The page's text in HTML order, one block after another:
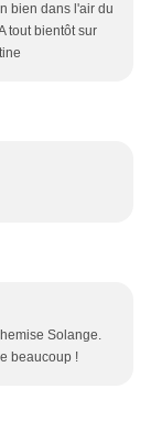
bien dans l'air du
tout bientôt sur
Solange.
beaucoup !